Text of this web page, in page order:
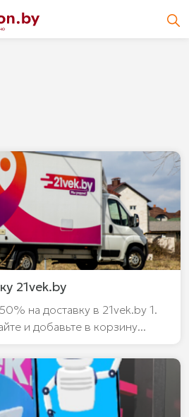
21vek.by
на доставку в 21vek.by 1.
и добавьте в корзину...